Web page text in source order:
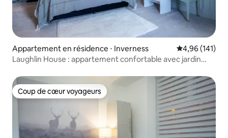
Appartement en résidence ⋅ Inverness Évaluation
4,96 (141)
Laughlin House : appartement confortable avec jardin
Coup de cœur voyageurs
Coup de cœur voyageurs